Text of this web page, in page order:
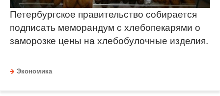
Петербургское правительство собирается
подписать меморандум с хлебопекарями о
заморозке цены на хлебобулочные изделия.
Экономика